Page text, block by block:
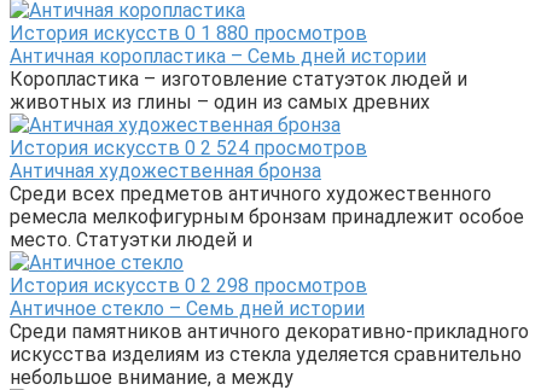
История искусств 0 1 880 просмотров
Античная коропластика – Семь дней истории
Коропластика – изготовление статуэток людей и
животных из глины – один из самых древних
История искусств 0 2 524 просмотров
Античная художественная бронза
Среди всех предметов античного художественного
ремесла мелкофигурным бронзам принадлежит особое
место. Статуэтки людей и
История искусств 0 2 298 просмотров
Античное стекло – Семь дней истории
Среди памятников античного декоративно-прикладного
искусства изделиям из стекла уделяется сравнительно
небольшое внимание, а между